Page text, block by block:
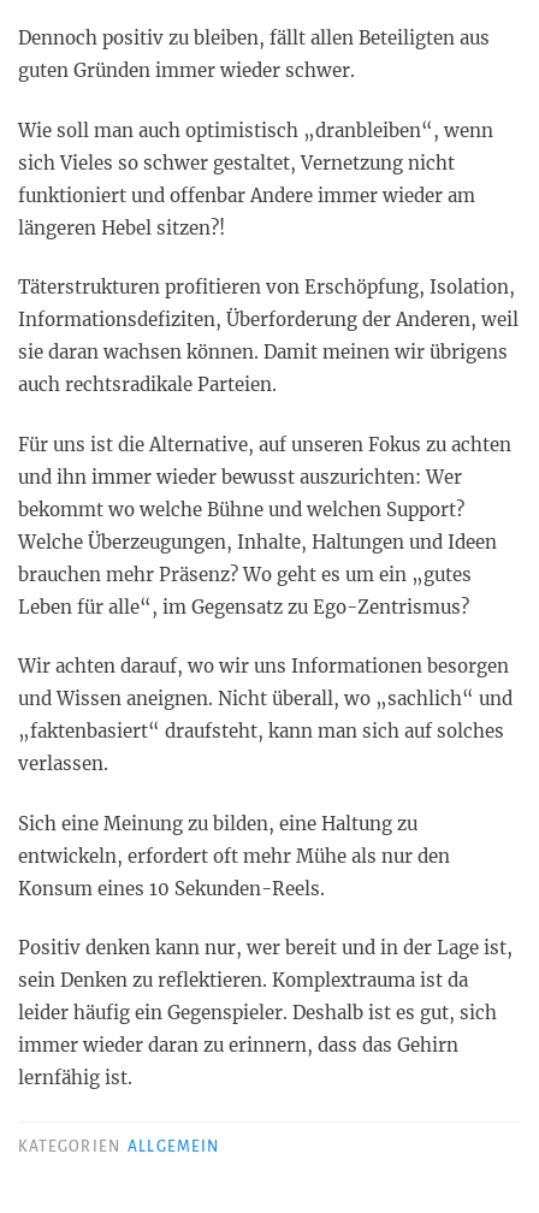
Dennoch positiv zu bleiben, fällt allen Beteiligten aus
guten Gründen immer wieder schwer.
Wie soll man auch optimistisch „dranbleiben“, wenn
sich Vieles so schwer gestaltet, Vernetzung nicht
funktioniert und offenbar Andere immer wieder am
längeren Hebel sitzen?!
Täterstrukturen profitieren von Erschöpfung, Isolation,
Informationsdefiziten, Überforderung der Anderen, weil
sie daran wachsen können. Damit meinen wir übrigens
auch rechtsradikale Parteien.
Für uns ist die Alternative, auf unseren Fokus zu achten
und ihn immer wieder bewusst auszurichten: Wer
bekommt wo welche Bühne und welchen Support?
Welche Überzeugungen, Inhalte, Haltungen und Ideen
brauchen mehr Präsenz? Wo geht es um ein „gutes
Leben für alle“, im Gegensatz zu Ego-Zentrismus?
Wir achten darauf, wo wir uns Informationen besorgen
und Wissen aneignen. Nicht überall, wo „sachlich“ und
„faktenbasiert“ draufsteht, kann man sich auf solches
verlassen.
Sich eine Meinung zu bilden, eine Haltung zu
entwickeln, erfordert oft mehr Mühe als nur den
Konsum eines 10 Sekunden-Reels.
Positiv denken kann nur, wer bereit und in der Lage ist,
sein Denken zu reflektieren. Komplextrauma ist da
leider häufig ein Gegenspieler. Deshalb ist es gut, sich
immer wieder daran zu erinnern, dass das Gehirn
lernfähig ist.
KATEGORIEN ALLGEMEIN